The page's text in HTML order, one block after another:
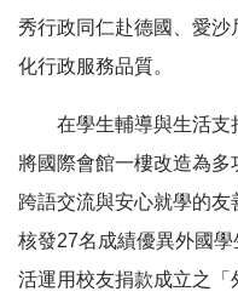
秀行政同仁赴德國、愛
化行政服務品質。
在學生輔導與生活支
將國際會館一樓改造為
跨語交流與安心就學的
核發27名成績優異外國
活運用校友捐款成立之